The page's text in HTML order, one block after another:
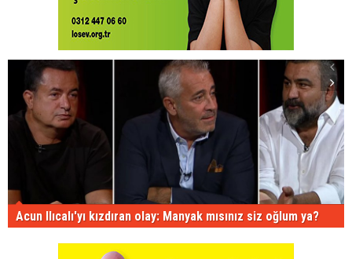
Acun Ilıcalı'yı kızdıran olay: Manyak mısınız siz oğlum ya?